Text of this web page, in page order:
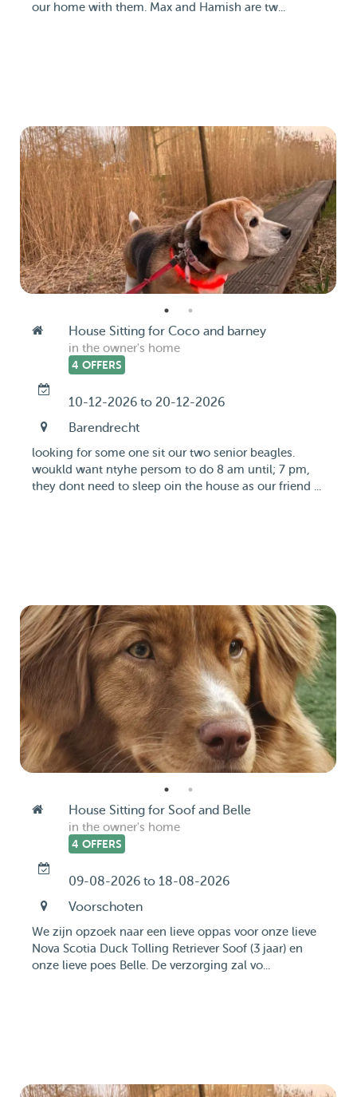
our home with them. Max and Hamish are tw...
House Sitting for Coco and barney
in the owner's home
4 OFFERS
10-12-2026 to 20-12-2026
Barendrecht
looking for some one sit our two senior beagles.
woukld want ntyhe persom to do 8 am until; 7 pm,
they dont need to sleep oin the house as our friend ...
House Sitting for Soof and Belle
in the owner's home
4 OFFERS
09-08-2026 to 18-08-2026
Voorschoten
We zijn opzoek naar een lieve oppas voor onze lieve
Nova Scotia Duck Tolling Retriever Soof (3 jaar) en
onze lieve poes Belle. De verzorging zal vo...